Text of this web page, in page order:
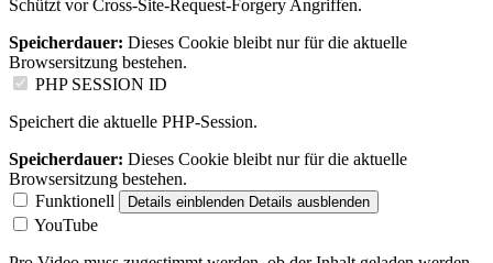
Schützt vor Cross-Site-Request-Forgery Angriffen.
Speicherdauer: Dieses Cookie bleibt nur für die aktuelle
Browsersitzung bestehen.
PHP SESSION ID
Speichert die aktuelle PHP-Session.
Speicherdauer: Dieses Cookie bleibt nur für die aktuelle
Browsersitzung bestehen.
Funktionell
Details einblenden Details ausblenden
YouTube